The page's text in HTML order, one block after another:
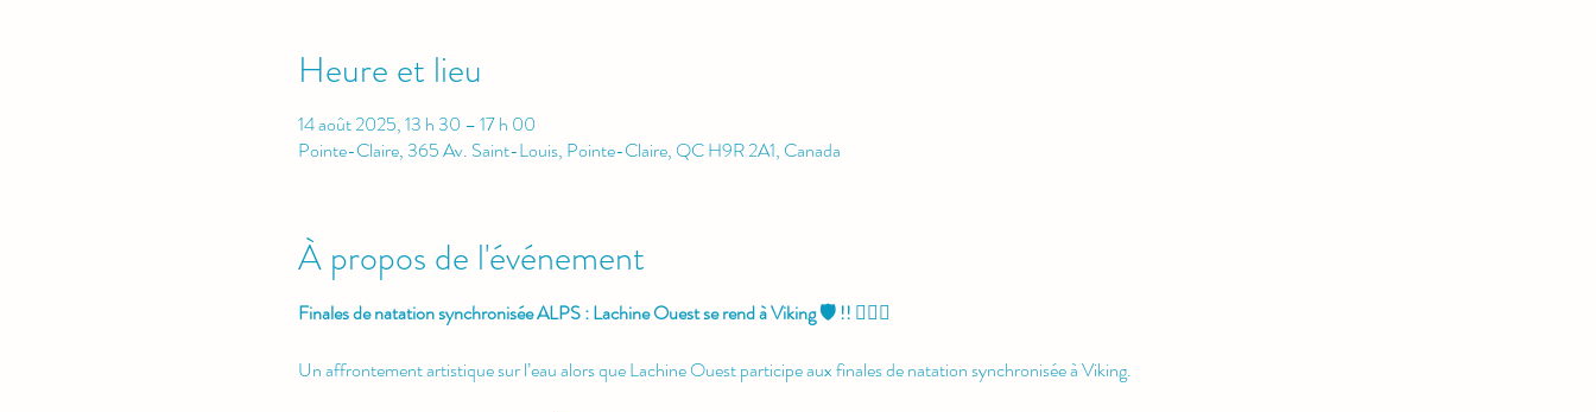
Heure et lieu
14 août 2025, 13 h 30 – 17 h 00
Pointe-Claire, 365 Av. Saint-Louis, Pointe-Claire, QC H9R 2A1, Canada
À propos de l'événement
Finales de natation synchronisée ALPS : Lachine Ouest se rend à Viking 🛡️ !! 🏊‍♀️✨
Un affrontement artistique sur l’eau alors que Lachine Ouest participe aux finales de natation synchronisée à Viking.